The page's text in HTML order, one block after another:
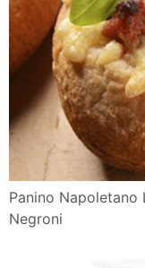
Panino Napoletano
Negroni